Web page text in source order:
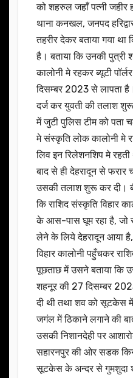
को शहरुल जहाँ पत्नी जहीर
थाना कनखल, जनपद
तहरीर देकर बताया गया
है। बताया कि उनकी पुत्री
कालोनी मे रहकर ब्यूटी
दिसम्बर 2023 से लापता
दर्ज कर युवती की तलाश
में जुटी पुलिस टीम को पता
मे संस्कृति लोक कालोनी मे
लिव इन रिलेशनशिप मे
बाद से ही देहरादून से
उसकी तलाश शुरू कर दी।
कि राशिद संस्कृति विहार
के आस-पास घूम रहा है, जो
लेने के लिये देहरादून आया
विहार कालोनी पहुँचकर
पूछताछ में उसने बताया कि
शहनूर की 27 दिसम्बर
दी थी तथा शव को सूटकेस
जगंल में ठिकाने लगाने की
उसकी निशानदेही पर
सहारनपुर की ओर सडक
सूटकेस के अन्दर से गुमशुदा